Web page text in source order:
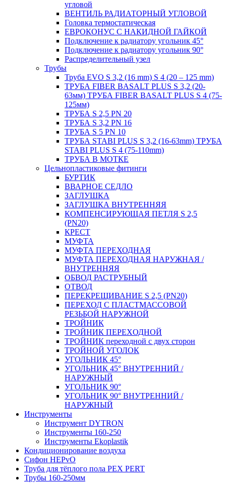
угловой
ВЕНТИЛЬ РАДИАТОРНЫЙ УГЛОВОЙ
Головка термостатическая
ЕВРОКОНУС С НАКИДНОЙ ГАЙКОЙ
Подключение к радиатору угольник 45°
Подключение к радиатору угольник 90°
Распределительный узел
Трубы
Труба EVO S 3,2 (16 mm) S 4 (20 – 125 mm)
ТРУБА FIBER BASALT PLUS S 3,2 (20-
63мм) ТРУБА FIBER BASALT PLUS S 4 (75-
125мм)
ТРУБА S 2,5 PN 20
ТРУБА S 3,2 PN 16
ТРУБА S 5 PN 10
ТРУБА STABI PLUS S 3,2 (16-63mm) ТРУБА
STABI PLUS S 4 (75-110mm)
ТРУБА В МОТКЕ
Цельнопластиковые фитинги
БУРТИК
ВВАРНОЕ СЕДЛО
ЗАГЛУШКА
ЗАГЛУШКА ВНУТРЕННЯЯ
КОМПЕНСИРУЮЩАЯ ПЕТЛЯ S 2,5
(PN20)
КРЕСТ
МУФТА
МУФТА ПЕРЕХОДНАЯ
МУФТА ПЕРЕХОДНАЯ НАРУЖНАЯ /
ВНУТРЕННЯЯ
ОБВОД РАСТРУБНЫЙ
ОТВОД
ПЕРЕКРЕЩИВАНИЕ S 2,5 (PN20)
ПЕРЕХОД С ПЛАСТМАССОВОЙ
РЕЗЬБОЙ НАРУЖНОЙ
ТРОЙНИК
ТРОЙНИК ПЕРЕXОДНОЙ
ТРОЙНИК переходной с двух сторон
ТРОЙНОЙ УГОЛОК
УГОЛЬНИК 45°
УГОЛЬНИК 45° ВНУТРЕННИЙ /
НАРУЖНЫЙ
УГОЛЬНИК 90°
УГОЛЬНИК 90° ВНУТРЕННИЙ /
НАРУЖНЫЙ
Инструменты
Инструмент DYTRON
Инструменты 160-250
Инструменты Ekoplastik
Кондиционирование воздуха
Сифон HEPvO
Труба для тёплого пола PEX PERT
Трубы 160-250мм